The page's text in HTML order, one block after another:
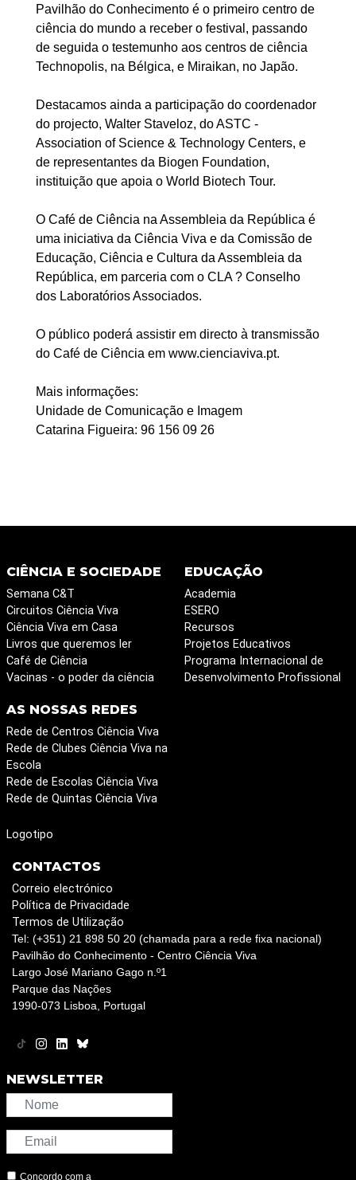
Pavilhão do Conhecimento é o primeiro centro de
ciência do mundo a receber o festival, passando
de seguida o testemunho aos centros de ciência
Technopolis, na Bélgica, e Miraikan, no Japão.
Destacamos ainda a participação do coordenador
do projecto, Walter Staveloz, do ASTC -
Association of Science & Technology Centers, e
de representantes da Biogen Foundation,
instituição que apoia o World Biotech Tour.
O Café de Ciência na Assembleia da República é
uma iniciativa da Ciência Viva e da Comissão de
Educação, Ciência e Cultura da Assembleia da
República, em parceria com o CLA ? Conselho
dos Laboratórios Associados.
O público poderá assistir em directo à transmissão
do Café de Ciência em www.cienciaviva.pt.
Mais informações:
Unidade de Comunicação e Imagem
Catarina Figueira: 96 156 09 26
CIÊNCIA E SOCIEDADE
Semana C&T
Circuitos Ciência Viva
Ciência Viva em Casa
Livros que queremos ler
Café de Ciência
Vacinas - o poder da ciência
EDUCAÇÃO
Academia
ESERO
Recursos
Projetos Educativos
Programa Internacional de
Desenvolvimento Profissional
AS NOSSAS REDES
Rede de Centros Ciência Viva
Rede de Clubes Ciência Viva na
Escola
Rede de Escolas Ciência Viva
Rede de Quintas Ciência Viva
Logotipo
CONTACTOS
Correio electrónico
Política de Privacidade
Termos de Utilização
Tel: (+351) 21 898 50 20 (chamada para a rede fixa nacional)
Pavilhão do Conhecimento - Centro Ciência Viva
Largo José Mariano Gago n.º1
Parque das Nações
1990-073 Lisboa, Portugal
NEWSLETTER
Concordo com a